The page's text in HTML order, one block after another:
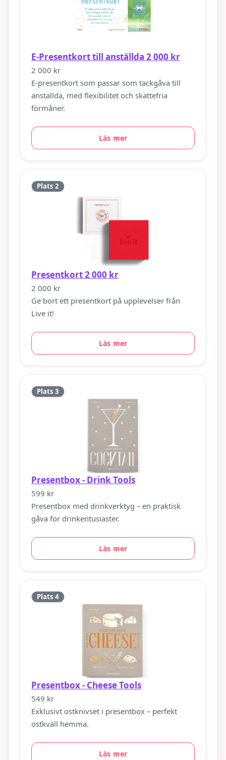
E-Presentkort till anställda 2 000 kr
2 000 kr
E-presentkort som passar som tackgåva till
anställda, med flexibilitet och skattefria
förmåner.
Läs mer
Plats 2
Presentkort 2 000 kr
2 000 kr
Ge bort ett presentkort på upplevelser från
Live it!
Läs mer
Plats 3
Presentbox - Drink Tools
599 kr
Presentbox med drinkverktyg – en praktisk
gåva för drinkentusiaster.
Läs mer
Plats 4
Presentbox - Cheese Tools
549 kr
Exklusivt ostknivset i presentbox – perfekt
ostkväll hemma.
Läs mer